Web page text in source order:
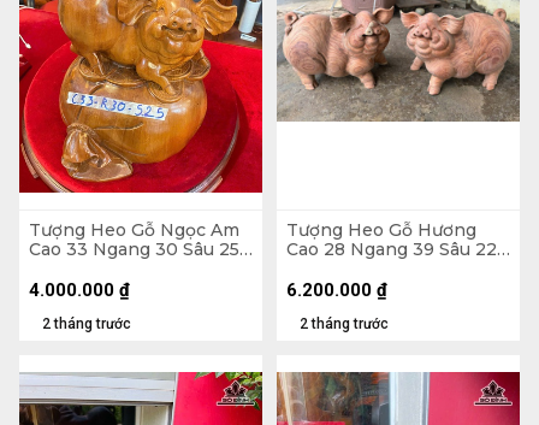
Tượng Heo Gỗ Ngọc Am
Cao 33 Ngang 30 Sâu 25
2 tháng trước
4.000.000 ₫
Tượng Heo Gỗ Hương
Cao 28 Ngang 39 Sâu 22
2 tháng trước
6.200.000 ₫